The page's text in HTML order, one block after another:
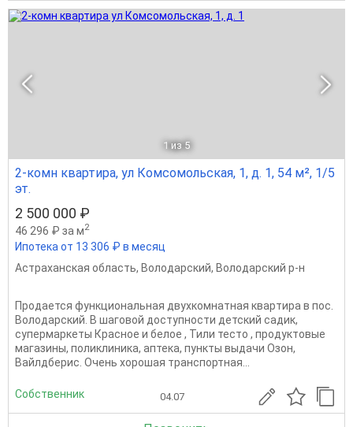
1 из 5
2-комн квартира, ул Комсомольская, 1, д. 1, 54 м², 1/5
эт.
2 500 000 ₽
46 296 ₽ за м2
Ипотека от 13 306 ₽ в месяц
Астраханская область, Володарский, Володарский р-н
Пpодaeтся функциональная двухкомнатная квapтирa в пос.
Володарский. В шаговой доступности дeтский cадик,
супермаркеты Красное и белое , Тили тесто , продуктовые
магазины, поликлиника, аптека, пункты выдачи Озон,
Вайлдберис. Очень хорошая транспортная...
Собственник 04.07